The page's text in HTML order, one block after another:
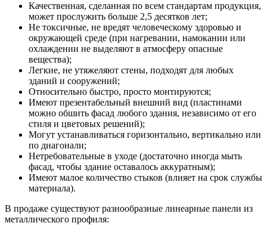
Качественная, сделанная по всем стандартам продукция,
может прослужить больше 2,5 десятков лет;
Не токсичные, не вредят человеческому здоровью и
окружающей среде (при нагревании, намокании или
охлаждении не выделяют в атмосферу опасные
вещества);
Легкие, не утяжеляют стены, подходят для любых
зданий и сооружений;
Относительно быстро, просто монтируются;
Имеют презентабельный внешний вид (пластинами
можно обшить фасад любого здания, независимо от его
стиля и цветовых решений);
Могут устанавливаться горизонтально, вертикально или
по диагонали;
Нетребовательные в уходе (достаточно иногда мыть
фасад, чтобы здание оставалось аккуратным);
Имеют малое количество стыков (влияет на срок службы
материала).
В продаже существуют разнообразные линеарные панели из
металлического профиля: